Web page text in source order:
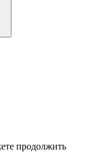
продолжить